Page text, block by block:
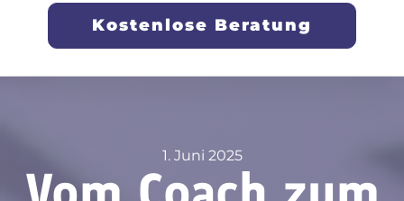
Kostenlose Beratung
1. Juni 2025